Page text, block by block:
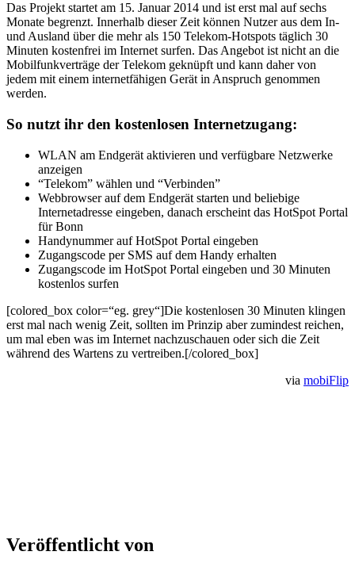
Das Projekt startet am 15. Januar 2014 und ist erst mal auf sechs
Monate begrenzt. Innerhalb dieser Zeit können Nutzer aus dem In-
und Ausland über die mehr als 150 Telekom-Hotspots täglich 30
Minuten kostenfrei im Internet surfen. Das Angebot ist nicht an die
Mobilfunkverträge der Telekom geknüpft und kann daher von
jedem mit einem internetfähigen Gerät in Anspruch genommen
werden.
So nutzt ihr den kostenlosen Internetzugang:
WLAN am Endgerät aktivieren und verfügbare Netzwerke
anzeigen
“Telekom” wählen und “Verbinden”
Webbrowser auf dem Endgerät starten und beliebige
Internetadresse eingeben, danach erscheint das HotSpot Portal
für Bonn
Handynummer auf HotSpot Portal eingeben
Zugangscode per SMS auf dem Handy erhalten
Zugangscode im HotSpot Portal eingeben und 30 Minuten
kostenlos surfen
[colored_box color=“eg. grey“]Die kostenlosen 30 Minuten klingen
erst mal nach wenig Zeit, sollten im Prinzip aber zumindest reichen,
um mal eben was im Internet nachzuschauen oder sich die Zeit
während des Wartens zu vertreiben.[/colored_box]
via mobiFlip
Veröffentlicht von